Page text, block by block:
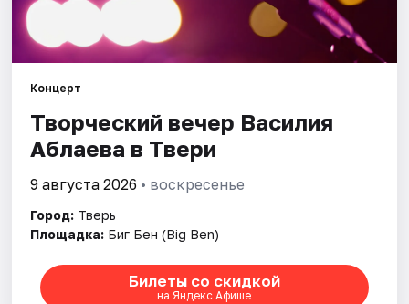
События
Площадки
Артисты
Концерт
Творческий вечер Василия
Аблаева в Твери
9 августа 2026 • воскресенье
Город: Тверь
Площадка: Биг Бен (Big Ben)
Билеты со скидкой
на Яндекс Афише